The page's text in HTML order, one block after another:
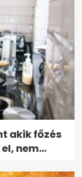
akik főzés
nem...